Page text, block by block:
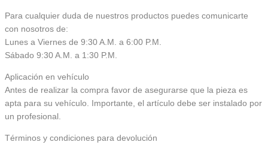
Para cualquier duda de nuestros productos puedes comunicarte
con nosotros de:
Lunes a Viernes de 9:30 A.M. a 6:00 P.M.
Sábado 9:30 A.M. a 1:30 P.M.
Aplicación en vehículo
Antes de realizar la compra favor de asegurarse que la pieza es
apta para su vehículo. Importante, el artículo debe ser instalado por
un profesional.
Términos y condiciones para devolución